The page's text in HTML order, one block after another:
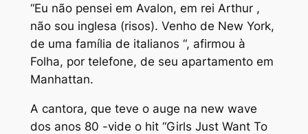
“Eu não pensei em Avalon, em rei Arthur ,
não sou inglesa (risos). Venho de New York,
de uma família de italianos “, afirmou à
Folha, por telefone, de seu apartamento em
Manhattan.
A cantora, que teve o auge na new wave
dos anos 80 -vide o hit “Girls Just Want To